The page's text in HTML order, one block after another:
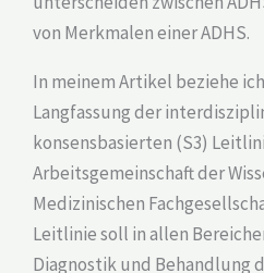
von Merkmalen einer ADHS.
In meinem Artikel beziehe
Langfassung der
konsensbasierten (S3)
Arbeitsgemeinschaft der
Medizinischen
Leitlinie soll in allen
Diagnostik und Behandlung